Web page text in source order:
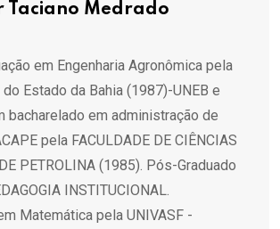
Taciano Medrado
em Engenharia Agronômica pela
Estado da Bahia (1987)-UNEB e
bacharelado em administração de
pela FACULDADE DE CIÊNCIAS
PETROLINA (1985). Pós-Graduado
INSTITUCIONAL.
Matemática pela UNIVASF -